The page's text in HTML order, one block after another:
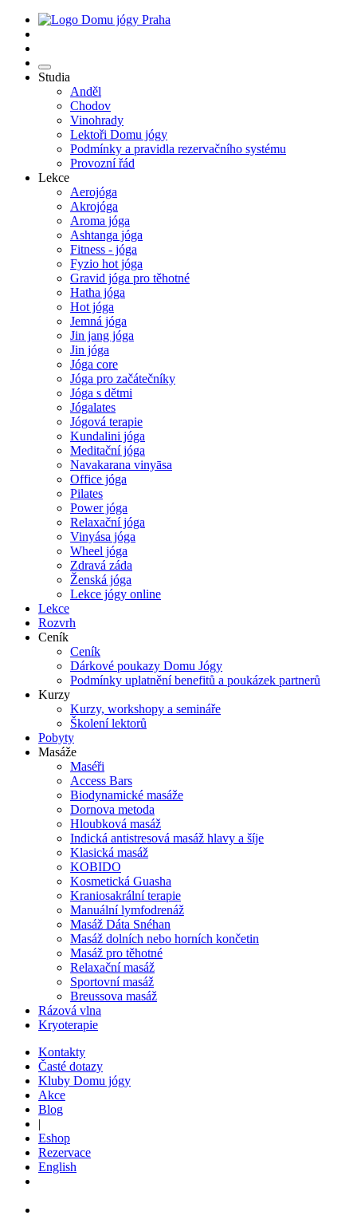
Studia
Anděl
Chodov
Vinohrady
Lektoři Domu jógy
Podmínky a pravidla rezervačního systému
Provozní řád
Lekce
Aerojóga
Akrojóga
Aroma jóga
Ashtanga jóga
Fitness - jóga
Fyzio hot jóga
Gravid jóga pro těhotné
Hatha jóga
Hot jóga
Jemná jóga
Jin jang jóga
Jin jóga
Jóga core
Jóga pro začátečníky
Jóga s dětmi
Jógalates
Jógová terapie
Kundalini jóga
Meditační jóga
Navakarana vinyāsa
Office jóga
Pilates
Power jóga
Relaxační jóga
Vinyása jóga
Wheel jóga
Zdravá záda
Ženská jóga
Lekce jógy online
Lekce
Rozvrh
Ceník
Ceník
Dárkové poukazy Domu Jógy
Podmínky uplatnění benefitů a poukázek partnerů
Kurzy
Kurzy, workshopy a semináře
Školení lektorů
Pobyty
Masáže
Maséři
Access Bars
Biodynamické masáže
Dornova metoda
Hloubková masáž
Indická antistresová masáž hlavy a šíje
Klasická masáž
KOBIDO
Kosmetická Guasha
Kraniosakrální terapie
Manuální lymfodrenáž
Masáž Dáta Snéhan
Masáž dolních nebo horních končetin
Masáž pro těhotné
Relaxační masáž
Sportovní masáž
Breussova masáž
Rázová vlna
Kryoterapie
Kontakty
Časté dotazy
Kluby Domu jógy
Akce
Blog
|
Eshop
Rezervace
English